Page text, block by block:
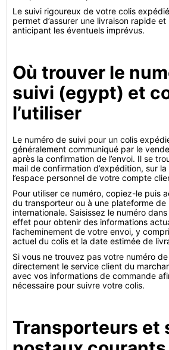
Le suivi rigoureux de votre colis
permet d’assurer une livraison rapide
anticipant les éventuels imprévus.
Où trouver le
suivi (egypt) et
l’utiliser
Le numéro de suivi pour un colis
généralement communiqué par le
après la confirmation de l’envoi. Il se
mail de confirmation d’expédition, sur
l’espace personnel de votre compte
Pour utiliser ce numéro, copiez-le puis
du transporteur ou à une plateforme de
internationale. Saisissez le numéro
effet pour obtenir des informations
l’acheminement de votre envoi, y
actuel du colis et la date estimée de
Si vous ne trouvez pas votre numéro
directement le service client du
avec vos informations de commande
nécessaire pour suivre votre colis.
Transporteurs et